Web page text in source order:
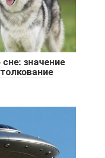
значение